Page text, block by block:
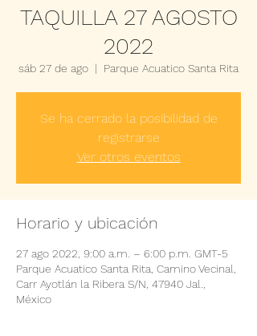
TAQUILLA 27 AGOSTO
2022
sáb 27 de ago
  |
Parque Acuatico Santa Rita
Se ha cerrado la posibilidad de
registrarse
Ver otros eventos
Horario y ubicación
27 ago 2022, 9:00 a.m. – 6:00 p.m. GMT-5
Parque Acuatico Santa Rita, Camino Vecinal,
Carr Ayotlán la Ribera S/N, 47940 Jal.,
México